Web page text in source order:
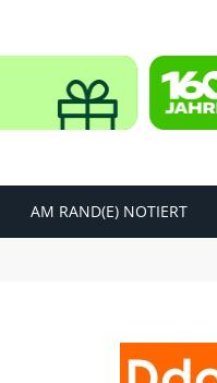
AM RAND(E) NOTIERT